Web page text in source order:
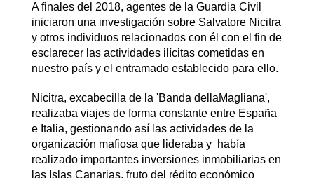
A finales del 2018, agentes de la Guardia Civil
iniciaron una investigación sobre Salvatore Nicitra
y otros individuos relacionados con él con el fin de
esclarecer las actividades ilícitas cometidas en
nuestro país y el entramado establecido para ello.
Nicitra, excabecilla de la 'Banda dellaMagliana',
realizaba viajes de forma constante entre España
e Italia, gestionando así las actividades de la
organización mafiosa que lideraba y había
realizado importantes inversiones inmobiliarias en
las Islas Canarias, fruto del rédito económico